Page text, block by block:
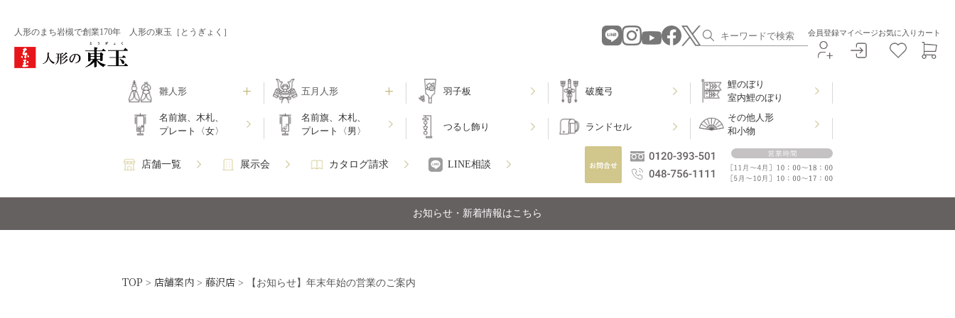
人形のまち岩槻で創業170年 人形の東玉［とうぎょく］ 会員登録マイページお気に入り カート
雛人形 五月人形 羽子板 破魔弓
鯉のぼり
室内鯉のぼり
名前旗、木札、
プレート〈女〉
名前旗、木札、
プレート〈男〉
つるし飾り ランドセル
その他人形
和小物
店舗一覧 展示会 カタログ請求 LINE相談
お知らせ・新着情報はこちら
TOP > 店舗案内 > 藤沢店 > 【お知らせ】年末年始の営業のご案内